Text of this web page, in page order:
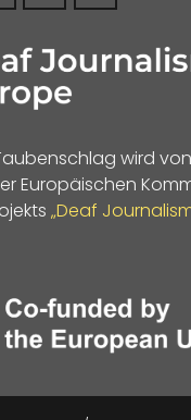
wird
Europäischen
„Deaf